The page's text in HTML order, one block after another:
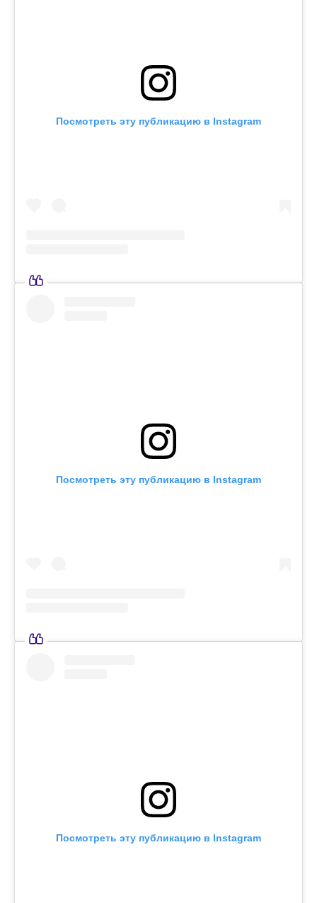
Посмотреть эту публикацию в Instagram
Посмотреть эту публикацию в Instagram
Посмотреть эту публикацию в Instagram